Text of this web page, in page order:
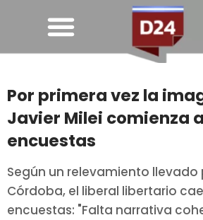
Por primera vez la
Javier Milei comienza
encuestas
Según un relevamiento llevado
Córdoba, el liberal libertario
encuestas: "Falta narrativa